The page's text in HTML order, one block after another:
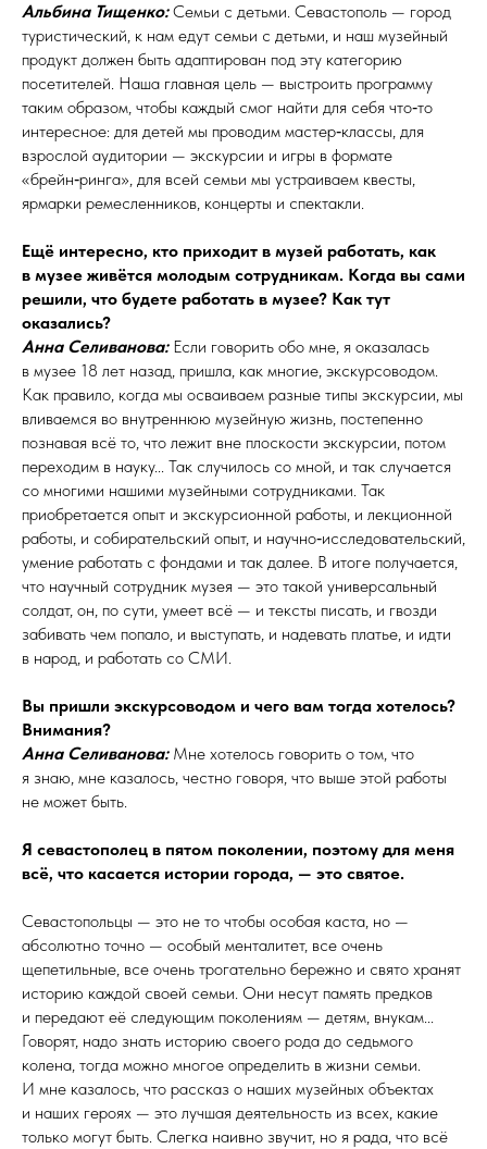
Альбина Тищенко:Семьи с детьми. Севастополь — город
туристический, к нам едут семьи с детьми, и наш музейный
продукт должен быть адаптирован под эту категорию
посетителей. Наша главная цель — выстроить программу
таким образом, чтобы каждый смог найти для себя что‑то
интересное: для детей мы проводим мастер‑классы, для
взрослой аудитории — экскурсии и игры в формате
«брейн‑ринга», для всей семьи мы устраиваем квесты,
ярмарки ремесленников, концерты и спектакли.
Ещё интересно, кто приходит в музей работать, как
в музее живётся молодым сотрудникам. Когда вы сами
решили, что будете работать в музее? Как тут
оказались?
Анна Селиванова:Если говорить обо мне, я оказалась
в музее 18 лет назад, пришла, как многие, экскурсоводом.
Как правило, когда мы осваиваем разные типы экскурсии, мы
вливаемся во внутреннюю музейную жизнь, постепенно
познавая всё то, что лежит вне плоскости экскурсии, потом
переходим в науку... Так случилось со мной, и так случается
со многими нашими музейными сотрудниками. Так
приобретается опыт и экскурсионной работы, и лекционной
работы, и собирательский опыт, и научно‑исследовательский,
умение работать с фондами и так далее. В итоге получается,
что научный сотрудник музея — это такой универсальный
солдат, он, по сути, умеет всё — и тексты писать, и гвозди
забивать чем попало, и выступать, и надевать платье, и идти
в народ, и работать со СМИ.
Вы пришли экскурсоводом и чего вам тогда хотелось?
Внимания?
Анна Селиванова:Мне хотелось говорить о том, что
я знаю, мне казалось, честно говоря, что выше этой работы
не может быть.
Я севастополец в пятом поколении, поэтому для меня
всё, что касается истории города, — это святое.
Севастопольцы — это не то чтобы особая каста, но —
абсолютно точно — особый менталитет, все очень
щепетильные, все очень трогательно бережно и свято хранят
историю каждой своей семьи. Они несут память предков
и передают её следующим поколениям — детям, внукам...
Говорят, надо знать историю своего рода до седьмого
колена, тогда можно многое определить в жизни семьи.
И мне казалось, что рассказ о наших музейных объектах
и наших героях — это лучшая деятельность из всех, какие
только могут быть. Слегка наивно звучит, но я рада, что всё